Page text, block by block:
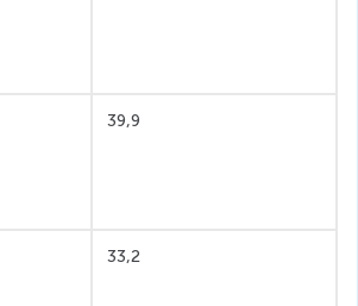
39,9
33,2